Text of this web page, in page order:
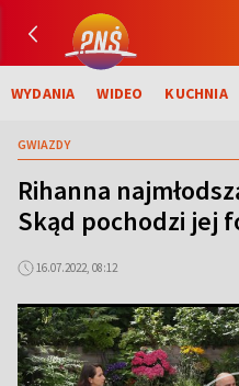
WYDANIA WIDEO KUCHNIA
GWIAZDY
Rihanna
Skąd pochodzi jej
16.07.2022, 08:12